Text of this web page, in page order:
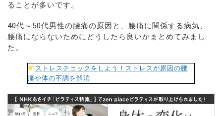
ることが多いです。
40代～50代男性の腰痛の原因と、腰痛に関係する病気、
腰痛にならないためにどうしたら良いかまとめてみまし
た。
ストレスチェックをしよう！ストレスが原因の腰
痛や体の不調を解消